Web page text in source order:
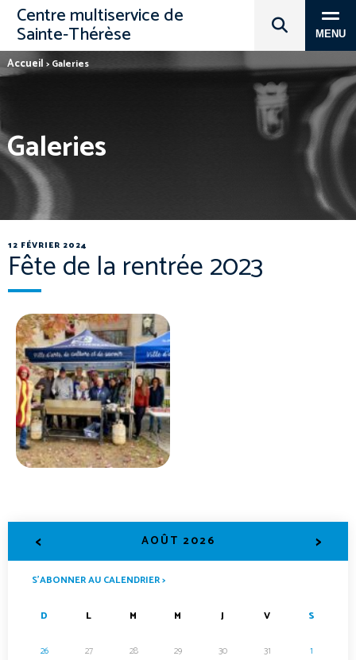
Centre multiservice de
Sainte‑Thérèse MENU
Accueil > Galeries
Galeries
12 FÉVRIER 2024
Fête de la rentrée 2023
< AOÛT 2026 >
S’ABONNER AU CALENDRIER >
D L M M J V S
26 27 28 29 30 31 1